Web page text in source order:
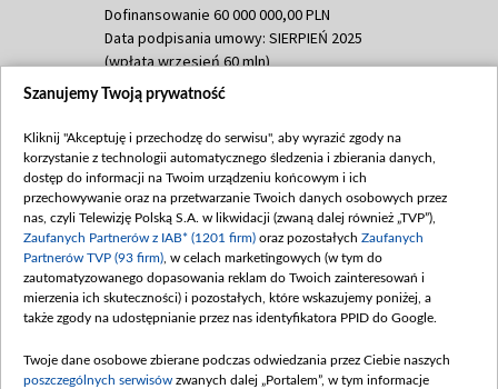
Dofinansowanie 60 000 000,00 PLN
Data podpisania umowy: SIERPIEŃ 2025
(wpłata wrzesień 60 mln)
Dofinansowanie 635 783 051,21 PLN
(wpłata wrzesień 100 mln, październik 350
mln, listopad 265 mln)
Dofinansowanie 48 862 000,00 PLN
Data podpisania umowy: GRUDZIEŃ 2025
(wpłata grudzień 60,548 mln)
Dofinansowanie 900 000 000,00 PLN
Data podpisania umowy: LUTY 2026 (wpłata
kwiecień 180 mln, 7 maja 180 mln, 8
czerwca 90 mln)
Szanujemy Twoją prywatność
Kliknij "Akceptuję i przechodzę do serwisu", aby wyrazić zgody na
korzystanie z technologii automatycznego śledzenia i zbierania danych,
dostęp do informacji na Twoim urządzeniu końcowym i ich
przechowywanie oraz na przetwarzanie Twoich danych osobowych przez
nas, czyli Telewizję Polską S.A. w likwidacji (zwaną dalej również „TVP”),
Zaufanych Partnerów z IAB* (1201 firm) oraz pozostałych Zaufanych
Partnerów TVP (93 firm) , w celach marketingowych (w tym do
zautomatyzowanego dopasowania reklam do Twoich zainteresowań i
mierzenia ich skuteczności) i pozostałych, które wskazujemy poniżej, a
także zgody na udostępnianie przez nas identyfikatora PPID do Google.
Twoje dane osobowe zbierane podczas odwiedzania przez Ciebie naszych
poszczególnych serwisów zwanych dalej „Portalem”, w tym informacje